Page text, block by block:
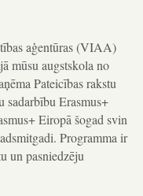
aģentūras (VIAA)
mūsu augstskola no
Pateicības rakstu
sadarbību Erasmus+
Eiropā šogad svin
Programma ir
un pasniedzēju